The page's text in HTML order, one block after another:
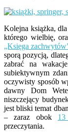
Kolejna książka,
którego wielbię,
„Księga
sporą pozycją,
zabrać na
subiektywnym
oczywisty sposób
dawny Dom
niszczejący
jest bliski temat
– zaraz obok
przeczytania.